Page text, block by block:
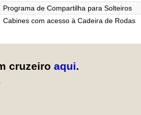
Programa de Compartilha para Solteiros
Cabines com acesso à Cadeira de Rodas
cruzeiro aqui.